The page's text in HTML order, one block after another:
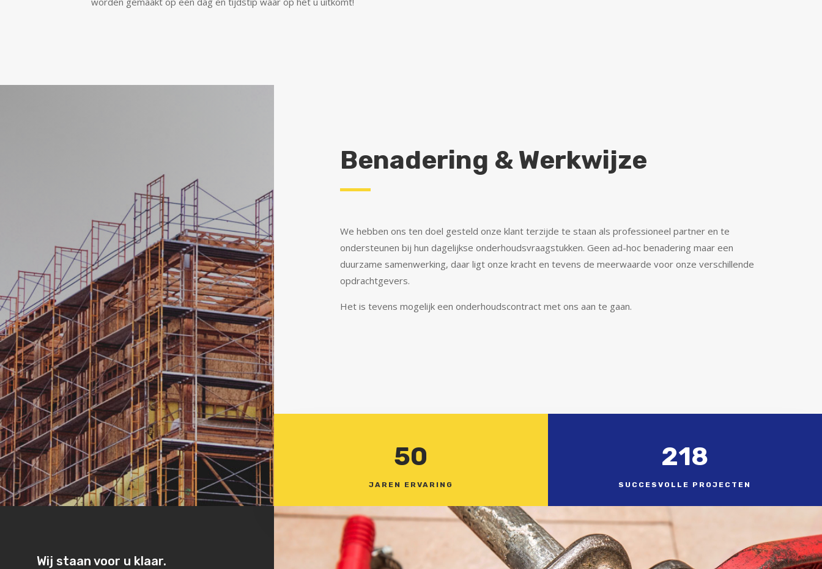
Benadering & Werkwijze
We hebben ons ten doel gesteld onze klant terzijde te staan als professioneel partner en te
ondersteunen bij hun dagelijkse onderhoudsvraagstukken. Geen ad-hoc benadering maar een
duurzame samenwerking, daar ligt onze kracht en tevens de meerwaarde voor onze verschillende
opdrachtgevers.
Het is tevens mogelijk een onderhoudscontract met ons aan te gaan.
50
JAREN ERVARING
218
SUCCESVOLLE PROJECTEN
Wij staan voor u klaar.